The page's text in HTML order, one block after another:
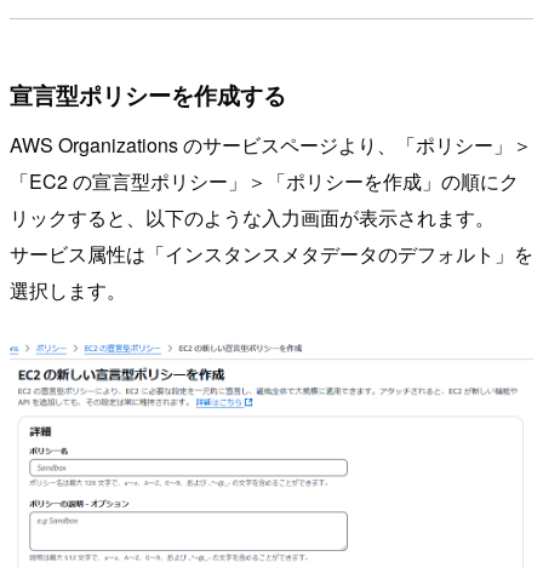
宣言型ポリシーを作成する
AWS Organizations のサービスページより、「ポリシー」＞
「EC2 の宣言型ポリシー」＞「ポリシーを作成」の順にク
リックすると、以下のような入力画面が表示されます。
サービス属性は「インスタンスメタデータのデフォルト」を
選択します。